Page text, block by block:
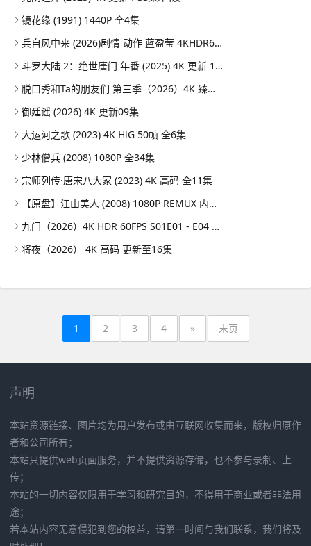
镜花缘 (1991) 1440P 全4集
兵自风中来 (2026)剧情 动作 蓝盈莹 4KHDR60FPS 更新20集
斗罗大陆 2：绝世唐门 年番 (2025) 4K 更新 164集/国漫
脱口秀和Ta的朋友们 第三季（2026）4K 臻彩MAX+ 50FPS 高码率 更0731期
御廷谣 (2026) 4K 更新09集
大运河之歌 (2023) 4K HlG 50帧 全6集
少林僧兵 (2008) 1080P 全34集
宗师列传·唐宋八大家 (2023) 4K 高码 全11集
【原盘】江山美人 (2008) 1080P REMUX 内封简繁特效字幕
九门（2026）4K HDR 60FPS S01E01 - E04 DTS音轨 HiveWeb
将夜（2026） 4K 高码 更新至16集
1 2 3 4 » 末页
声明
本站资源链接、图片均为用户发布或由互联网收集而来，版权归原作
者和公司所有；
本站只提供web页面服务，并不提供资源存储，也不参与录制、上
传；
本站的一切内容仅限用于学习和研究目的，不得用于商业或者非法用
途；
若本站内容无意侵犯到您的权益，请第一时间与我们联系，我们将及